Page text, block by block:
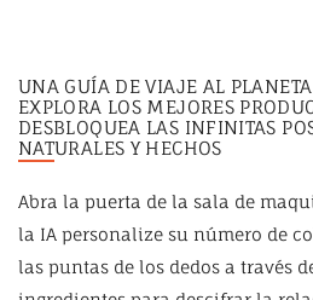
UNA GUÍA DE VIAJE AL
EXPLORA LOS MEJORES
DESBLOQUEA LAS INFINITAS
NATURALES Y HECHOS
Abra la puerta de la sala de
la IA personalize su número de
las puntas de los dedos a través